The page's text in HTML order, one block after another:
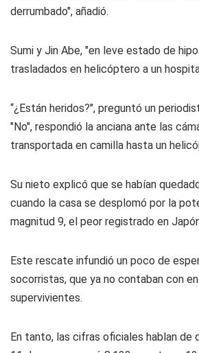
derrumbado", añadió.
Sumi y Jin Abe, "en leve estado de
trasladados en helicóptero a un
“¿Están heridos?", preguntó un
"No", respondió la anciana ante las
transportada en camilla hasta un
Su nieto explicó que se habían
cuando la casa se desplomó por la
magnitud 9, el peor registrado en
Este rescate infundió un poco de
socorristas, que ya no contaban con
supervivientes.
En tanto, las cifras oficiales hablan